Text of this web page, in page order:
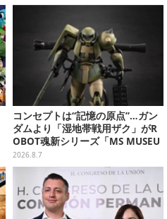
コンセプトは“記憶の原点”…ガン
ダムより「湿地帯戦用ザク」がR
OBOT魂新シリーズ「MS MUSEU
M」で商品化！博物館イメージの
ベースも注目
2026.8.7